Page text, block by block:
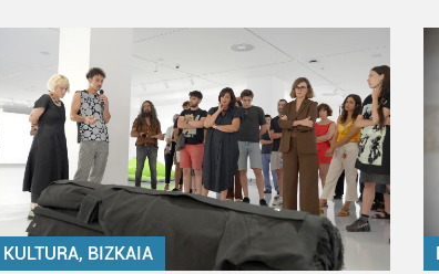
KULTURA, BIZKAIA